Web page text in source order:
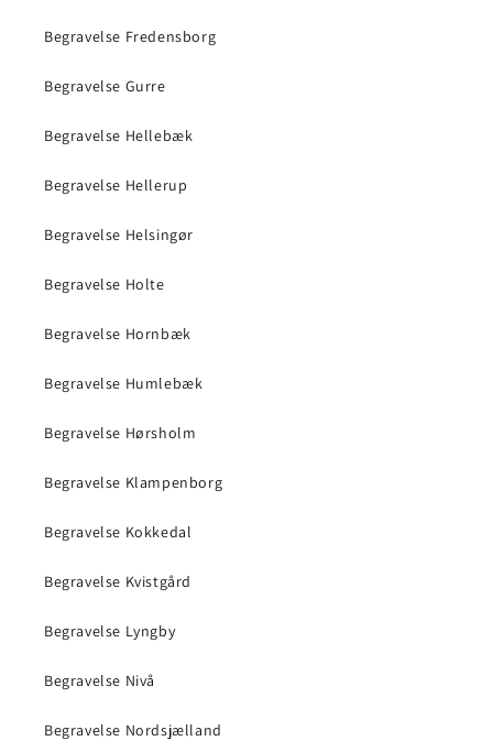
Begravelse Fredensborg
Begravelse Gurre
Begravelse Hellebæk
Begravelse Hellerup
Begravelse Helsingør
Begravelse Holte
Begravelse Hornbæk
Begravelse Humlebæk
Begravelse Hørsholm
Begravelse Klampenborg
Begravelse Kokkedal
Begravelse Kvistgård
Begravelse Lyngby
Begravelse Nivå
Begravelse Nordsjælland